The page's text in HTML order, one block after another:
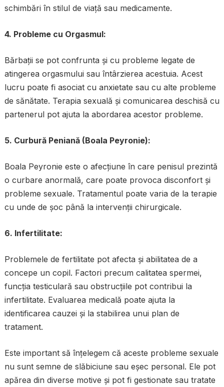
schimbări în stilul de viață sau medicamente.
4. Probleme cu Orgasmul:
Bărbații se pot confrunta și cu probleme legate de
atingerea orgasmului sau întârzierea acestuia. Acest
lucru poate fi asociat cu anxietate sau cu alte probleme
de sănătate. Terapia sexuală și comunicarea deschisă cu
partenerul pot ajuta la abordarea acestor probleme.
5. Curbură Peniană (Boala Peyronie):
Boala Peyronie este o afecțiune în care penisul prezintă
o curbare anormală, care poate provoca disconfort și
probleme sexuale. Tratamentul poate varia de la terapie
cu unde de șoc până la intervenții chirurgicale.
6. Infertilitate:
Problemele de fertilitate pot afecta și abilitatea de a
concepe un copil. Factori precum calitatea spermei,
funcția testiculară sau obstrucțiile pot contribui la
infertilitate. Evaluarea medicală poate ajuta la
identificarea cauzei și la stabilirea unui plan de
tratament.
Este important să înțelegem că aceste probleme sexuale
nu sunt semne de slăbiciune sau eșec personal. Ele pot
apărea din diverse motive și pot fi gestionate sau tratate